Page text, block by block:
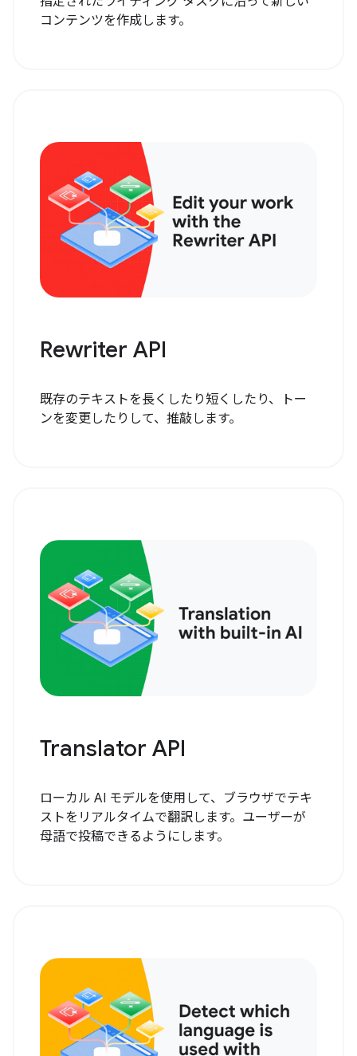
コンテンツを作成します。
Rewriter API
既存のテキストを長くしたり短くしたり、トー
ンを変更したりして、推敲します。
Translator API
ローカル AI モデルを使用して、ブラウザでテキ
ストをリアルタイムで翻訳します。ユーザーが
母語で投稿できるようにします。